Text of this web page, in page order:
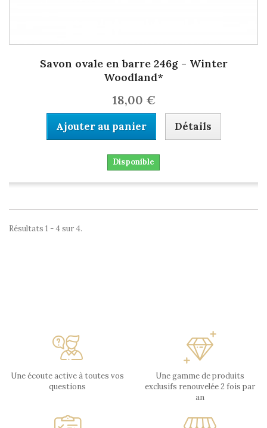
Savon ovale en barre 246g - Winter
Woodland*
18,00 €
Ajouter au panier Détails
Disponible
Résultats 1 - 4 sur 4.
Une écoute active à toutes vos
questions
Une gamme de produits
exclusifs renouvelée 2 fois par
an